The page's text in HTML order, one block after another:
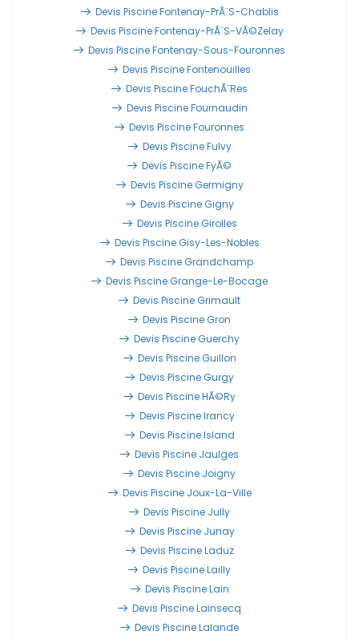
Devis Piscine Fontenay-PrÃ¨s-Chablis
Devis Piscine Fontenay-PrÃ¨s-VÃ©zelay
Devis Piscine Fontenay-Sous-Fouronnes
Devis Piscine Fontenouilles
Devis Piscine FouchÃ¨res
Devis Piscine Fournaudin
Devis Piscine Fouronnes
Devis Piscine Fulvy
Devis Piscine FyÃ©
Devis Piscine Germigny
Devis Piscine Gigny
Devis Piscine Girolles
Devis Piscine Gisy-Les-Nobles
Devis Piscine Grandchamp
Devis Piscine Grange-Le-Bocage
Devis Piscine Grimault
Devis Piscine Gron
Devis Piscine Guerchy
Devis Piscine Guillon
Devis Piscine Gurgy
Devis Piscine HÃ©ry
Devis Piscine Irancy
Devis Piscine Island
Devis Piscine Jaulges
Devis Piscine Joigny
Devis Piscine Joux-La-Ville
Devis Piscine Jully
Devis Piscine Junay
Devis Piscine Laduz
Devis Piscine Lailly
Devis Piscine Lain
Devis Piscine Lainsecq
Devis Piscine Lalande